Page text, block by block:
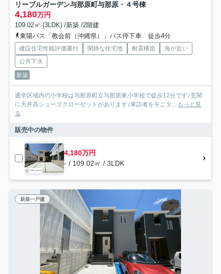
リーブルガーデン与那原町与那原・４号棟
4,180万円
109.02㎡ (3LDK) /新築 /2階建
東陽バス「教会前（沖縄県）」バス停下車 徒歩4分
建設住宅性能評価書付 閑静な住宅地 耐震構造
海が近い
公共下水
新築
通学区域内の小学校は与那原町立与那原東小学校で徒歩12分です♪玄関
に天井高シューズクローゼットがあります♪来訪者をモニタ... もっと見
る
販売中の物件
4,180万円
- / 109.02㎡ / 3LDK
新築一戸建